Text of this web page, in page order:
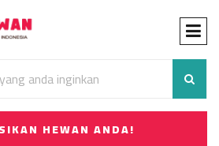
HEWAN ANDA!